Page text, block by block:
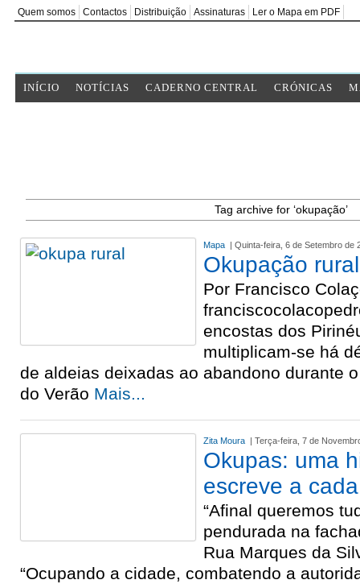
Quem somos Contactos Distribuição Assinaturas Ler o Mapa em PDF
INÍCIO NOTÍCIAS CADERNO CENTRAL CRÓNICAS
Tag archive for ‘okupação’
Mapa | Quinta-feira, 6 de Setembro de
Okupação rural
Por Francisco
encostas dos
multiplicam-se há
de aldeias deixadas ao abandono durante
do Verão Mais...
Zita Moura | Terça-feira, 7 de
Okupas: uma
escreve a
“Afinal queremos
pendurada na
Rua Marques da
“Ocupando a cidade, combatendo a